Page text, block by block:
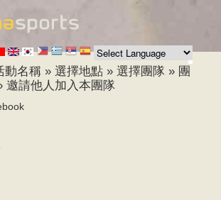
移
至
主
內
容
動名稱 » 選擇地點 » 選擇團隊 » 團
邀請他人加入本團隊